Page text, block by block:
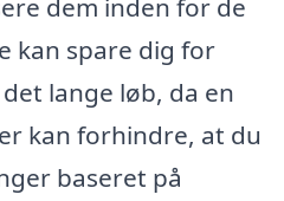
dem inden for de
kan spare dig for
lange løb, da en
kan forhindre, at du
baseret på